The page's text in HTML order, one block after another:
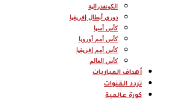
الكونفدرالية
دوري أبطال إفريقيا
كأس أسيا
كأس أمم أوروبا
كأس أمم إفريقيا
كأس العالم
أهداف المباريات
تردد القنوات
كورة عالمية